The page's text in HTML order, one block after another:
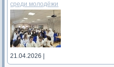
среди молодёжи
21.04.2026 |